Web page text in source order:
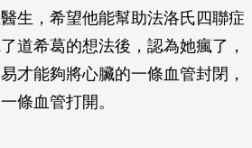
生，希望他能幫助法洛氏四聯症
道希葛的想法後，認為她瘋了，
才能夠將心臟的一條血管封閉，
條血管打開。